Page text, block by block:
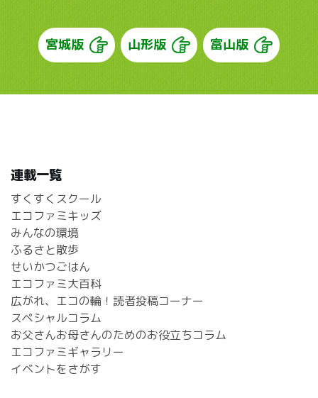
宮城版 山形版 富山版
連載一覧
すくすくスクール
エコファミキッズ
みんなの環境
ふるさと散歩
せいかつごはん
エコファミ大百科
広がれ、エコの輪！読者投稿コーナー
スペシャルコラム
お父さんお母さんのためのお役立ちコラム
エコファミギャラリー
イベントをさがす